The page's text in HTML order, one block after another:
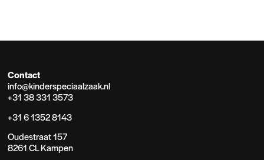
Contact
info@kinderspeciaalzaak.nl
+31 38 331 3573
+31 6 1352 8143
Oudestraat 157
8261 CL Kampen